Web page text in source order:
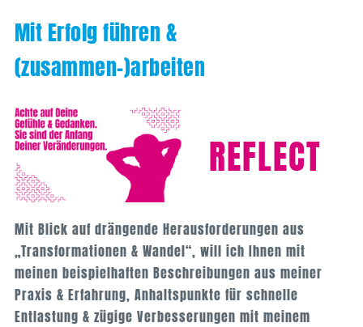
Mit Erfolg führen &
(zusammen-)arbeiten
REFLECT
Mit Blick auf drängende Herausforderungen aus
„Transformationen & Wandel“, will ich Ihnen mit
meinen beispielhaften Beschreibungen aus meiner
Praxis & Erfahrung, Anhaltspunkte für schnelle
Entlastung & zügige Verbesserungen mit meinem